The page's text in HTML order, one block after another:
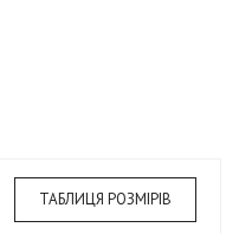
ТАБЛИЦЯ РОЗМІРІВ